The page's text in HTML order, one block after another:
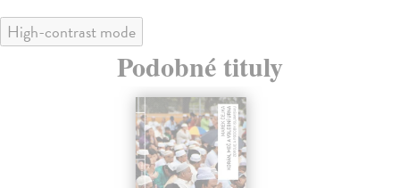
High-contrast mode
Podobné tituly